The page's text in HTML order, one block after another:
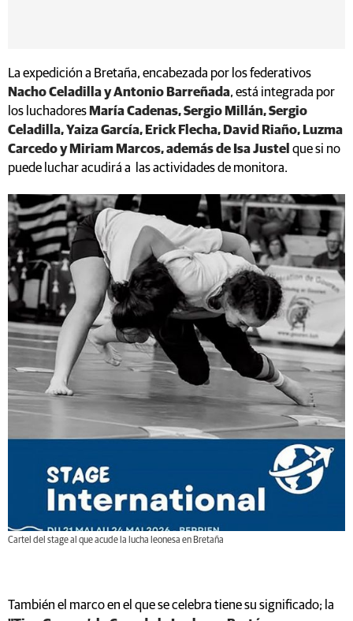
La expedición a Bretaña, encabezada por los federativos
Nacho Celadilla y Antonio Barreñada, está integrada por
los luchadores María Cadenas, Sergio Millán, Sergio
Celadilla, Yaiza García, Erick Flecha, David Riaño, Luzma
Carcedo y Miriam Marcos, además de Isa Justel que si no
puede luchar acudirá a las actividades de monitora.
Cartel del stage al que acude la lucha leonesa en Bretaña
También el marco en el que se celebra tiene su significado; la